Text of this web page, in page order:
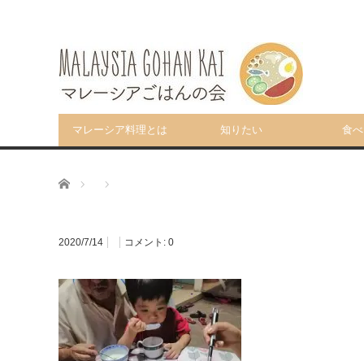
マレーシア料理とは 知りたい 食
ホーム
2020/7/14 コメント: 0